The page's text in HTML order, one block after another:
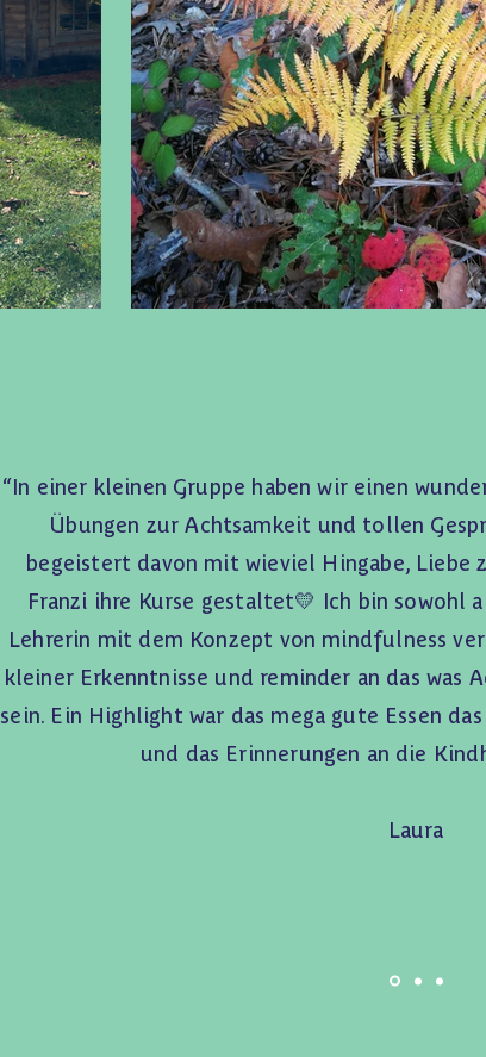
“In einer kleinen Gruppe haben wir einen
Übungen zur Achtsamkeit und tollen
begeistert davon mit wieviel Hingabe, Liebe
Franzi ihre Kurse gestaltet💛 Ich bin sowohl
Lehrerin mit dem Konzept von mindfulness
kleiner Erkenntnisse und reminder an das was
sein. Ein Highlight war das mega gute Essen
und das Erinnerungen an die
Laura